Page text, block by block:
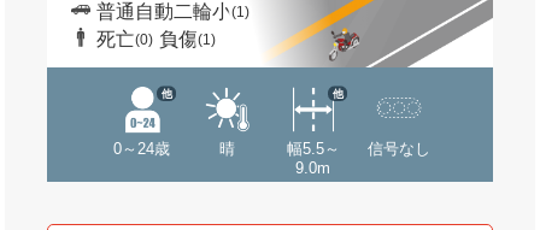
普通自動二輪小(1)
死亡(0) 負傷(1)
0～24歳
他
晴
幅5.5～
9.0m
他
信号なし